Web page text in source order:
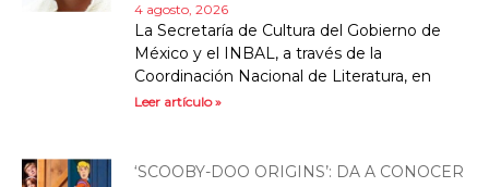
4 agosto, 2026
La Secretaría de Cultura del Gobierno de
México y el INBAL, a través de la
Coordinación Nacional de Literatura, en
Leer artículo »
‘SCOOBY-DOO ORIGINS’: DA A CONOCER